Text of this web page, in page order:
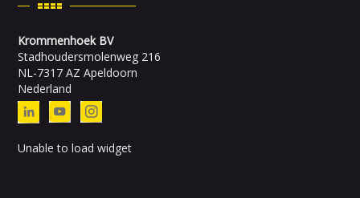
Krommenhoek BV
Stadhoudersmolenweg 216
NL-7317 AZ Apeldoorn
Nederland
Unable to load widget